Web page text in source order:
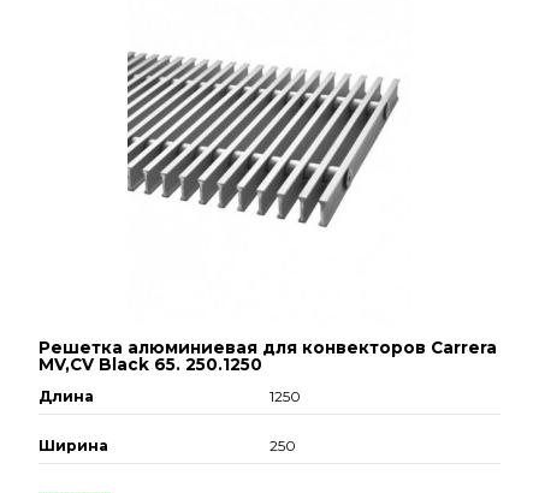
Решетка алюминиевая для конвекторов Carrera
МV,СV Black 65. 250.1250
Длина 1250
Ширина 250